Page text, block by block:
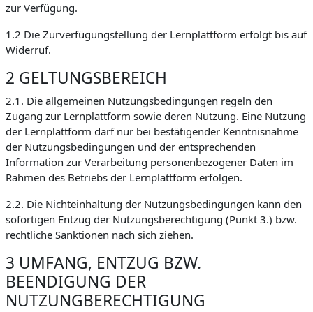
zur Verfügung.
1.2 Die Zurverfügungstellung der Lernplattform erfolgt bis auf
Widerruf.
2 GELTUNGSBEREICH
2.1. Die allgemeinen Nutzungsbedingungen regeln den
Zugang zur Lernplattform sowie deren Nutzung. Eine Nutzung
der Lernplattform darf nur bei bestätigender Kenntnisnahme
der Nutzungsbedingungen und der entsprechenden
Information zur Verarbeitung personenbezogener Daten im
Rahmen des Betriebs der Lernplattform erfolgen.
2.2. Die Nichteinhaltung der Nutzungsbedingungen kann den
sofortigen Entzug der Nutzungsberechtigung (Punkt 3.) bzw.
rechtliche Sanktionen nach sich ziehen.
3 UMFANG, ENTZUG BZW.
BEENDIGUNG DER
NUTZUNGBERECHTIGUNG